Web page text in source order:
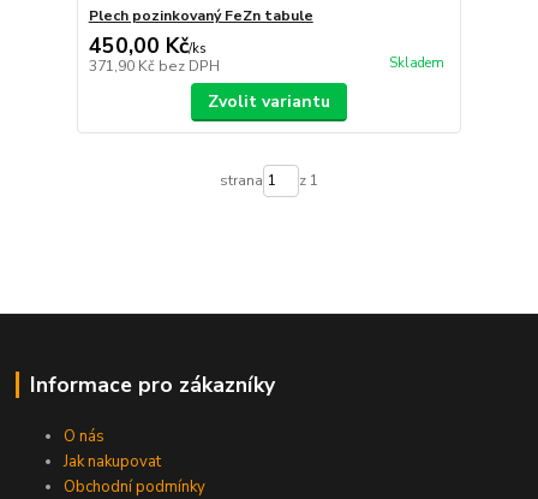
Plech pozinkovaný FeZn tabule
450,00 Kč/ks
371,90 Kč bez DPH Skladem
Zvolit variantu
strana z 1
Informace pro zákazníky
O nás
Jak nakupovat
Obchodní podmínky